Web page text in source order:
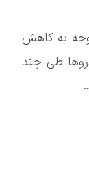
به کاهش
طی چند